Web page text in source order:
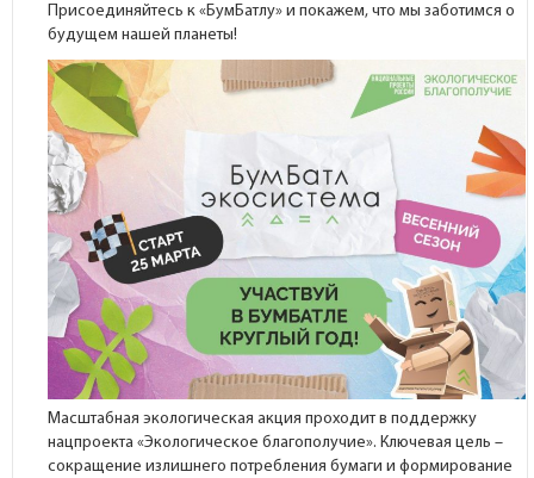
Присоединяйтесь к «БумБатлу» и покажем, что мы заботимся о
будущем нашей планеты!
Масштабная экологическая акция проходит в поддержку
нацпроекта «Экологическое благополучие». Ключевая цель –
сокращение излишнего потребления бумаги и формирование